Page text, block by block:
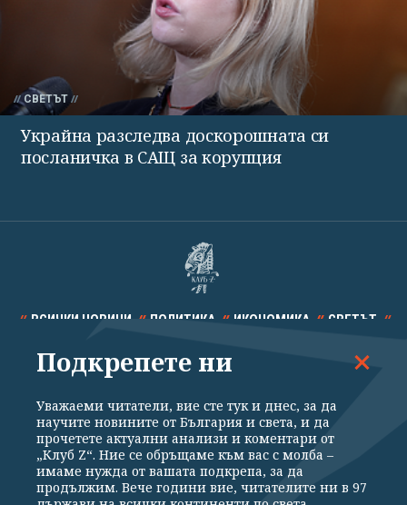
СВЕТЪТ
Украйна разследва доскорошната си
посланичка в САЩ за корупция
ВСИЧКИ НОВИНИ ПОЛИТИКА ИКОНОМИКА СВЕТЪТ
СПОРТ КУЛТУРА ТЕХНОЛОГИИ КАЛЕЙДОСКОП
Общи условия Политика за поверителност
Подкрепете ни
Уважаеми читатели, вие сте тук и днес, за да
научите новините от България и света, и да
прочетете актуални анализи и коментари от
„Клуб Z“. Ние се обръщаме към вас с молба –
имаме нужда от вашата подкрепа, за да
продължим. Вече години вие, читателите ни в 97